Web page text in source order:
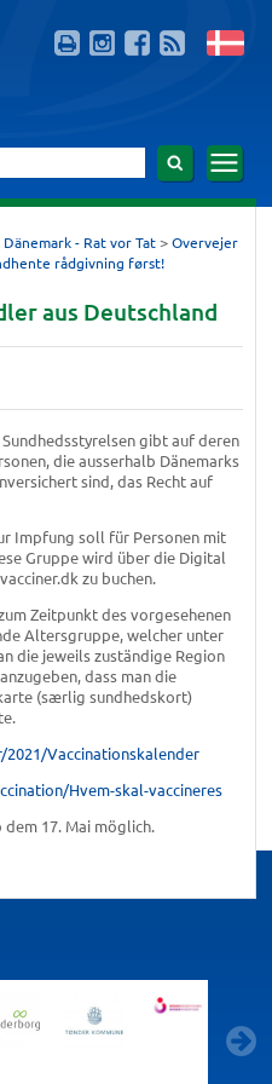
Dänemark - Rat vor Tat > Overvejer
rådgivning først!
aus Deutschland
gibt auf deren
die ausserhalb Dänemarks
sind, das Recht auf
Impfung soll für Personen mit
Gruppe wird über die Digital
zu buchen.
Zeitpunkt des vorgesehenen
Altersgruppe, welcher unter
die jeweils zuständige Region
dass man die
(særlig sundhedskort)
Vaccinationskalender
Hvem-skal-vaccineres
17. Mai möglich.